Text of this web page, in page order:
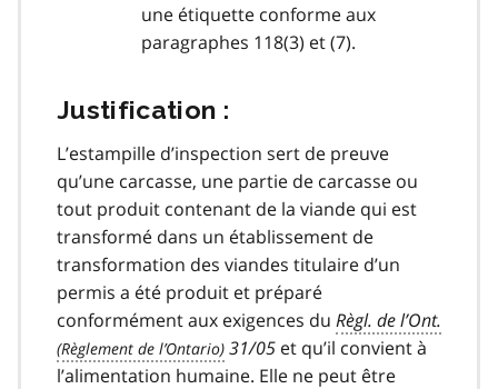
une étiquette conforme aux
paragraphes 118(3) et (7).
Justification :
L’estampille d’inspection sert de preuve
qu’une carcasse, une partie de carcasse ou
tout produit contenant de la viande qui est
transformé dans un établissement de
transformation des viandes titulaire d’un
permis a été produit et préparé
conformément aux exigences du Règl. de l’Ont.
31/05 et qu’il convient à
l’alimentation humaine. Elle ne peut être